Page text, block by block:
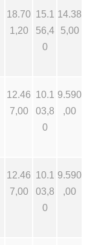
18.70
1,20
15.1
56,4
0
14.38
5,00
12.46
7,00
10.1
03,8
0
9.590
,00
12.46
7,00
10.1
03,8
0
9.590
,00